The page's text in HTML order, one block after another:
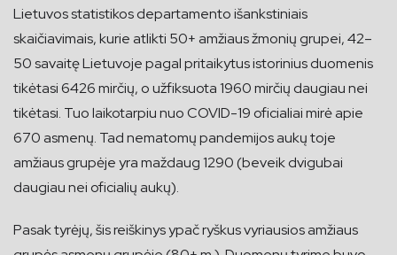
Lietuvos statistikos departamento išankstiniais
skaičiavimais, kurie atlikti 50+ amžiaus žmonių grupei, 42–
50 savaitę Lietuvoje pagal pritaikytus istorinius duomenis
tikėtasi 6426 mirčių, o užfiksuota 1960 mirčių daugiau nei
tikėtasi. Tuo laikotarpiu nuo COVID-19 oficialiai mirė apie
670 asmenų. Tad nematomų pandemijos aukų toje
amžiaus grupėje yra maždaug 1290 (beveik dvigubai
daugiau nei oficialių aukų).
Pasak tyrėjų, šis reiškinys ypač ryškus vyriausios amžiaus